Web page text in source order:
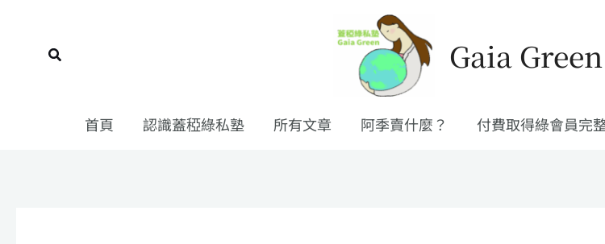
搜
Gaia
首頁 認識蓋稏綠私塾 所有文章 阿季賣什麼？ 付費取得綠會員完